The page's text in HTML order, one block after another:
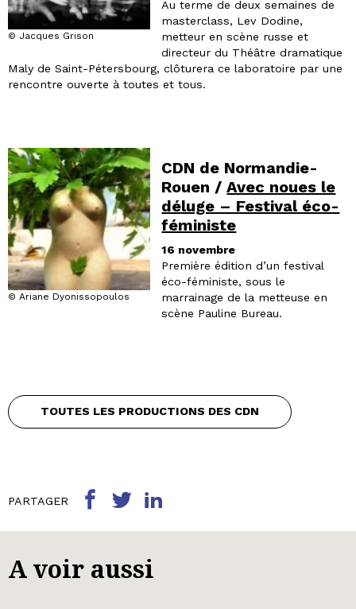
© Jacques Grison
Au terme de deux semaines de
masterclass, Lev Dodine,
metteur en scène russe et
directeur du Théâtre dramatique
Maly de Saint-Pétersbourg, clôturera ce laboratoire par une
rencontre ouverte à toutes et tous.
© Ariane Dyonissopoulos
CDN de Normandie-
Rouen /Avec noues le
déluge – Festival éco-
féministe
16 novembre
Première édition d’un festival
éco-féministe, sous le
marrainage de la metteuse en
scène Pauline Bureau.
TOUTES LES PRODUCTIONS DES CDN
PARTAGER
A voir aussi